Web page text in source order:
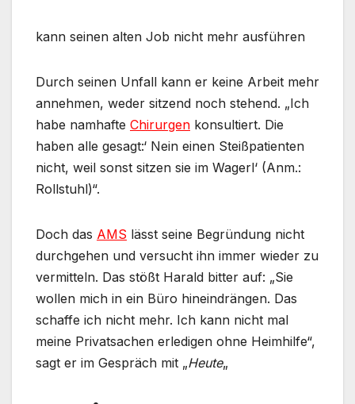
kann seinen alten Job nicht mehr ausführen
Durch seinen Unfall kann er keine Arbeit mehr
annehmen, weder sitzend noch stehend. „Ich
habe namhafte Chirurgen konsultiert. Die
haben alle gesagt:‘ Nein einen Steißpatienten
nicht, weil sonst sitzen sie im Wagerl‘ (Anm.:
Rollstuhl)“.
Doch das AMS lässt seine Begründung nicht
durchgehen und versucht ihn immer wieder zu
vermitteln. Das stößt Harald bitter auf: „Sie
wollen mich in ein Büro hineindrängen. Das
schaffe ich nicht mehr. Ich kann nicht mal
meine Privatsachen erledigen ohne Heimhilfe“,
sagt er im Gespräch mit „Heute„